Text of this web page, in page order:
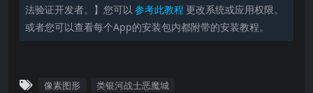
法验证开发者。】您可以 参考此教程 更改系统或应用权限。
或者您可以查看每个App的安装包内都附带的安装教程。
像素图形 类银河战士恶魔城